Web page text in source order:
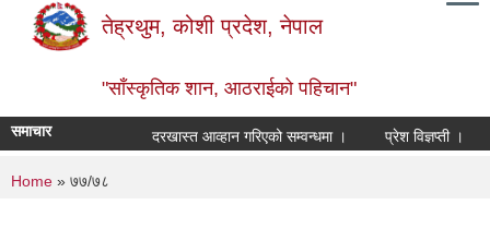
तेह्रथुम, कोशी प्रदेश, नेपाल
"साँस्कृतिक शान, आठराईको पहिचान"
समाचार दरखास्त आव्हान गरिएको सम्वन्धमा । प्रेश विज्ञप्ती ।
You are here
Home » ७७/७८